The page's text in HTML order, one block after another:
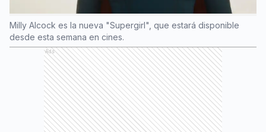
Milly Alcock es la nueva "Supergirl", que estará disponible
desde esta semana en cines.
Ads